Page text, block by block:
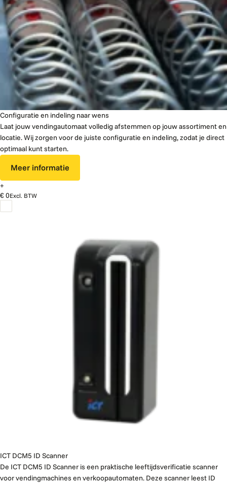
Configuratie en indeling naar wens
Laat jouw vendingautomaat volledig afstemmen op jouw assortiment en
locatie. Wij zorgen voor de juiste configuratie en indeling, zodat je direct
optimaal kunt starten.
Meer informatie
+
€ 0Excl. BTW
ICT DCM5 ID Scanner
De ICT DCM5 ID Scanner is een praktische leeftijdsverificatie scanner
voor vendingmachines en verkoopautomaten. Deze scanner leest ID